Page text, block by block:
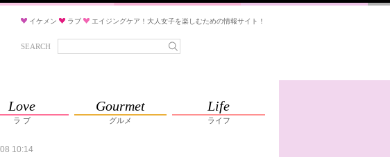
イケメン ラブ エイジングケア！大人女子を楽しむための情報サイト！
SEARCH
Love
ラ ブ
Gourmet
グルメ
Life
ライフ
10:14